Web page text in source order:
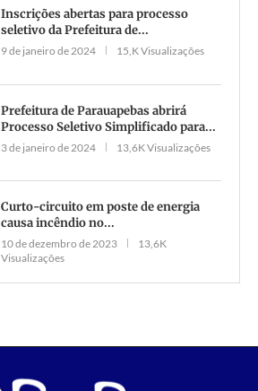
Inscrições abertas para processo
seletivo da Prefeitura de...
9 de janeiro de 2024 15,K Visualizações
Prefeitura de Parauapebas abrirá
Processo Seletivo Simplificado para...
3 de janeiro de 2024 13,6K Visualizações
Curto-circuito em poste de energia
causa incêndio no...
10 de dezembro de 2023
13,6K
Visualizações